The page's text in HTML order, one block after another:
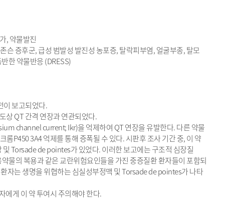
, 약물발진
슨 증후군, 급성 범발성 발진성 농포증, 탈락피부염, 얼굴부종, 탈모
한 약물반응 (DRESS)
이 보고되었다.
상 QT 간격 연장과 연관되었다.
channel current; Ikr)을 억제하여 QT 연장을 유발한다. 다른 약물
롬P450 3A4 억제를 통해 증폭될 수 있다. 시판후 조사 기간 중, 이 약
Torsade de pointes가 있었다. 이러한 보고에는 구조적 심장질
물의 복용과 같은 교란위험요인들을 가진 중증질환 환자들이 포함되
자는 생명을 위협하는 심실성부정맥 및 Torsade de pointes가 나타
에게 이 약 투여시 주의해야 한다.